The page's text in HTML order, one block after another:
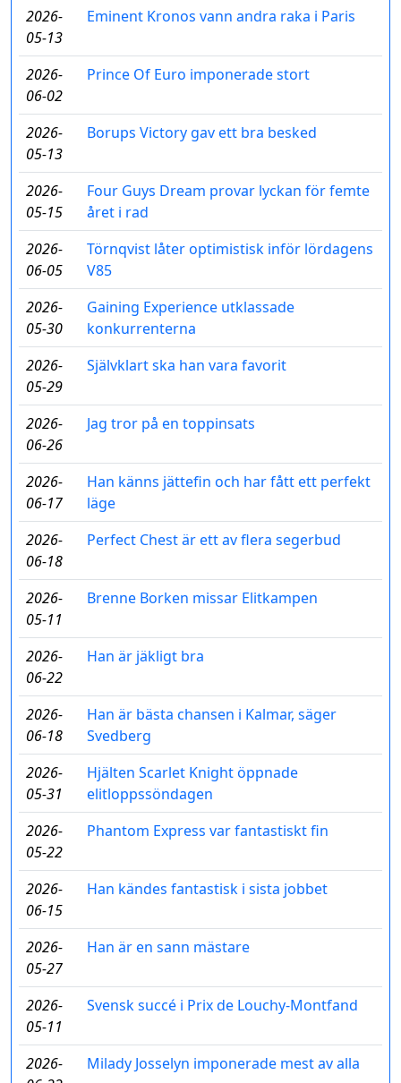
2026-
05-13
Eminent Kronos vann andra raka i Paris
2026-
06-02
Prince Of Euro imponerade stort
2026-
05-13
Borups Victory gav ett bra besked
2026-
05-15
Four Guys Dream provar lyckan för femte
året i rad
2026-
06-05
Törnqvist låter optimistisk inför lördagens
V85
2026-
05-30
Gaining Experience utklassade
konkurrenterna
2026-
05-29
Självklart ska han vara favorit
2026-
06-26
Jag tror på en toppinsats
2026-
06-17
Han känns jättefin och har fått ett perfekt
läge
2026-
06-18
Perfect Chest är ett av flera segerbud
2026-
05-11
Brenne Borken missar Elitkampen
2026-
06-22
Han är jäkligt bra
2026-
06-18
Han är bästa chansen i Kalmar, säger
Svedberg
2026-
05-31
Hjälten Scarlet Knight öppnade
elitloppssöndagen
2026-
05-22
Phantom Express var fantastiskt fin
2026-
06-15
Han kändes fantastisk i sista jobbet
2026-
05-27
Han är en sann mästare
2026-
05-11
Svensk succé i Prix de Louchy-Montfand
2026-
Milady Josselyn imponerade mest av alla